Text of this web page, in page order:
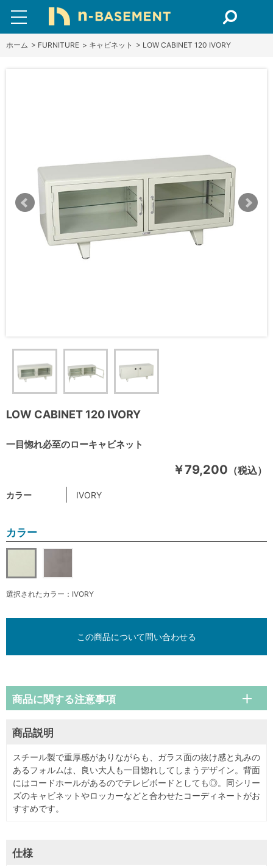
ホーム > FURNITURE > キャビネット > LOW CABINET 120 IVORY
LOW CABINET 120 IVORY
一目惚れ必至のローキャビネット
￥79,200 （税込）
カラー IVORY
カラー
選択されたカラー：IVORY
この商品について問い合わせる
商品説明
スチール製で重厚感がありながらも、ガラス面の抜け感と丸みの
あるフォルムは、良い大人も一目惚れしてしまうデザイン。背面
にはコードホールがあるのでテレビボードとしても◎。同シリー
ズのキャビネットやロッカーなどと合わせたコーディネートがお
すすめです。
商品に関する注意事項
仕様